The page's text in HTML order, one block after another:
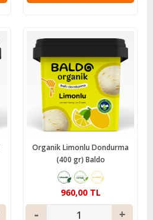
Organik Limonlu Dondurma
(400 gr) Baldo
960,00 TL